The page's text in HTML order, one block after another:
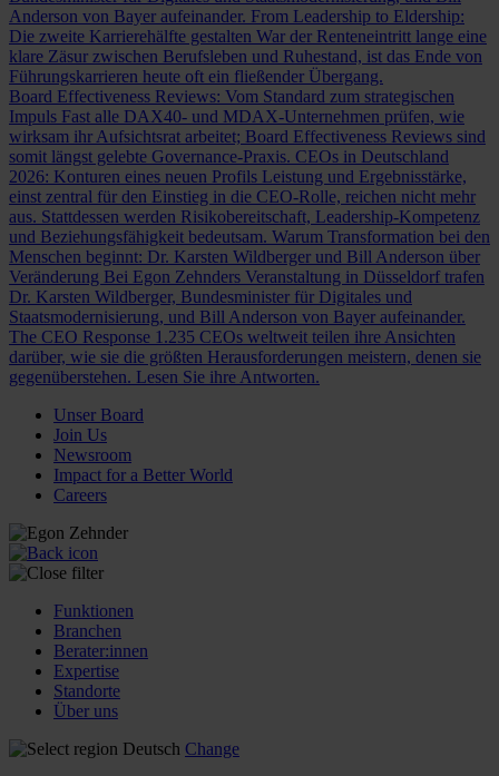
Anderson von Bayer aufeinander. From Leadership to Eldership:
Die zweite Karrierehälfte gestalten War der Renteneintritt lange eine
klare Zäsur zwischen Berufsleben und Ruhestand, ist das Ende von
Führungskarrieren heute oft ein fließender Übergang.
Board Effectiveness Reviews: Vom Standard zum strategischen
Impuls Fast alle DAX40- und MDAX-Unternehmen prüfen, wie
wirksam ihr Aufsichtsrat arbeitet; Board Effectiveness Reviews sind
somit längst gelebte Governance-Praxis. CEOs in Deutschland
2026: Konturen eines neuen Profils Leistung und Ergebnisstärke,
einst zentral für den Einstieg in die CEO-Rolle, reichen nicht mehr
aus. Stattdessen werden Risikobereitschaft, Leadership-Kompetenz
und Beziehungsfähigkeit bedeutsam. Warum Transformation bei den
Menschen beginnt: Dr. Karsten Wildberger und Bill Anderson über
Veränderung Bei Egon Zehnders Veranstaltung in Düsseldorf trafen
Dr. Karsten Wildberger, Bundesminister für Digitales und
Staatsmodernisierung, und Bill Anderson von Bayer aufeinander.
The CEO Response 1.235 CEOs weltweit teilen ihre Ansichten
darüber, wie sie die größten Herausforderungen meistern, denen sie
gegenüberstehen. Lesen Sie ihre Antworten.
Unser Board
Join Us
Newsroom
Impact for a Better World
Careers
Funktionen
Branchen
Berater:innen
Expertise
Standorte
Über uns
Deutsch Change